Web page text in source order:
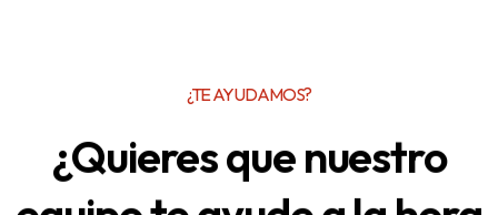
¿TE AYUDAMOS?
¿Quieres que nuestro